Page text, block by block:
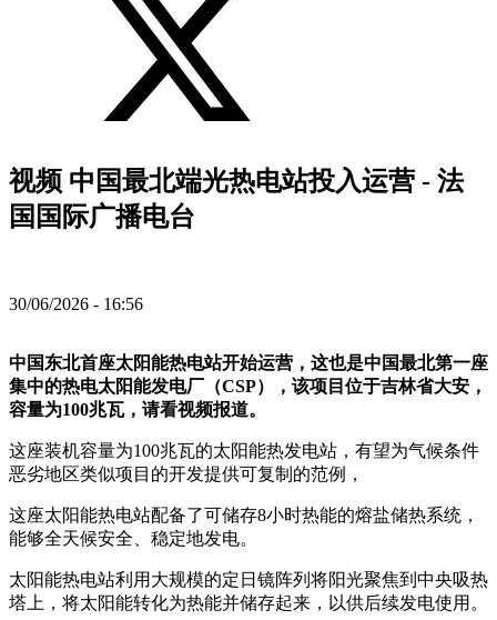
视频 中国最北端光热电站投入运营 - 法
国国际广播电台
30/06/2026 - 16:56
中国东北首座太阳能热电站开始运营，这也是中国最北第一座
集中的热电太阳能发电厂（CSP），该项目位于吉林省大安，
容量为100兆瓦，请看视频报道。
这座装机容量为100兆瓦的太阳能热发电站，有望为气候条件
恶劣地区类似项目的开发提供可复制的范例，
这座太阳能热电站配备了可储存8小时热能的熔盐储热系统，
能够全天候安全、稳定地发电。
太阳能热电站利用大规模的定日镜阵列将阳光聚焦到中央吸热
塔上，将太阳能转化为热能并储存起来，以供后续发电使用。